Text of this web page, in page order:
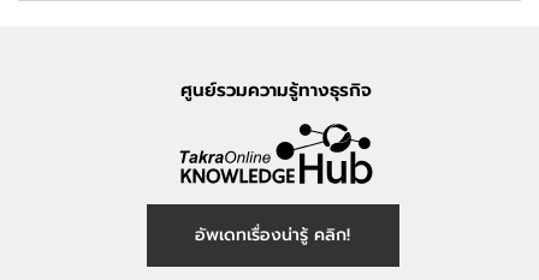
ศูนย์รวมความรู้ทางธุรกิจ
อัพเดทเรื่องน่ารู้ คลิก!